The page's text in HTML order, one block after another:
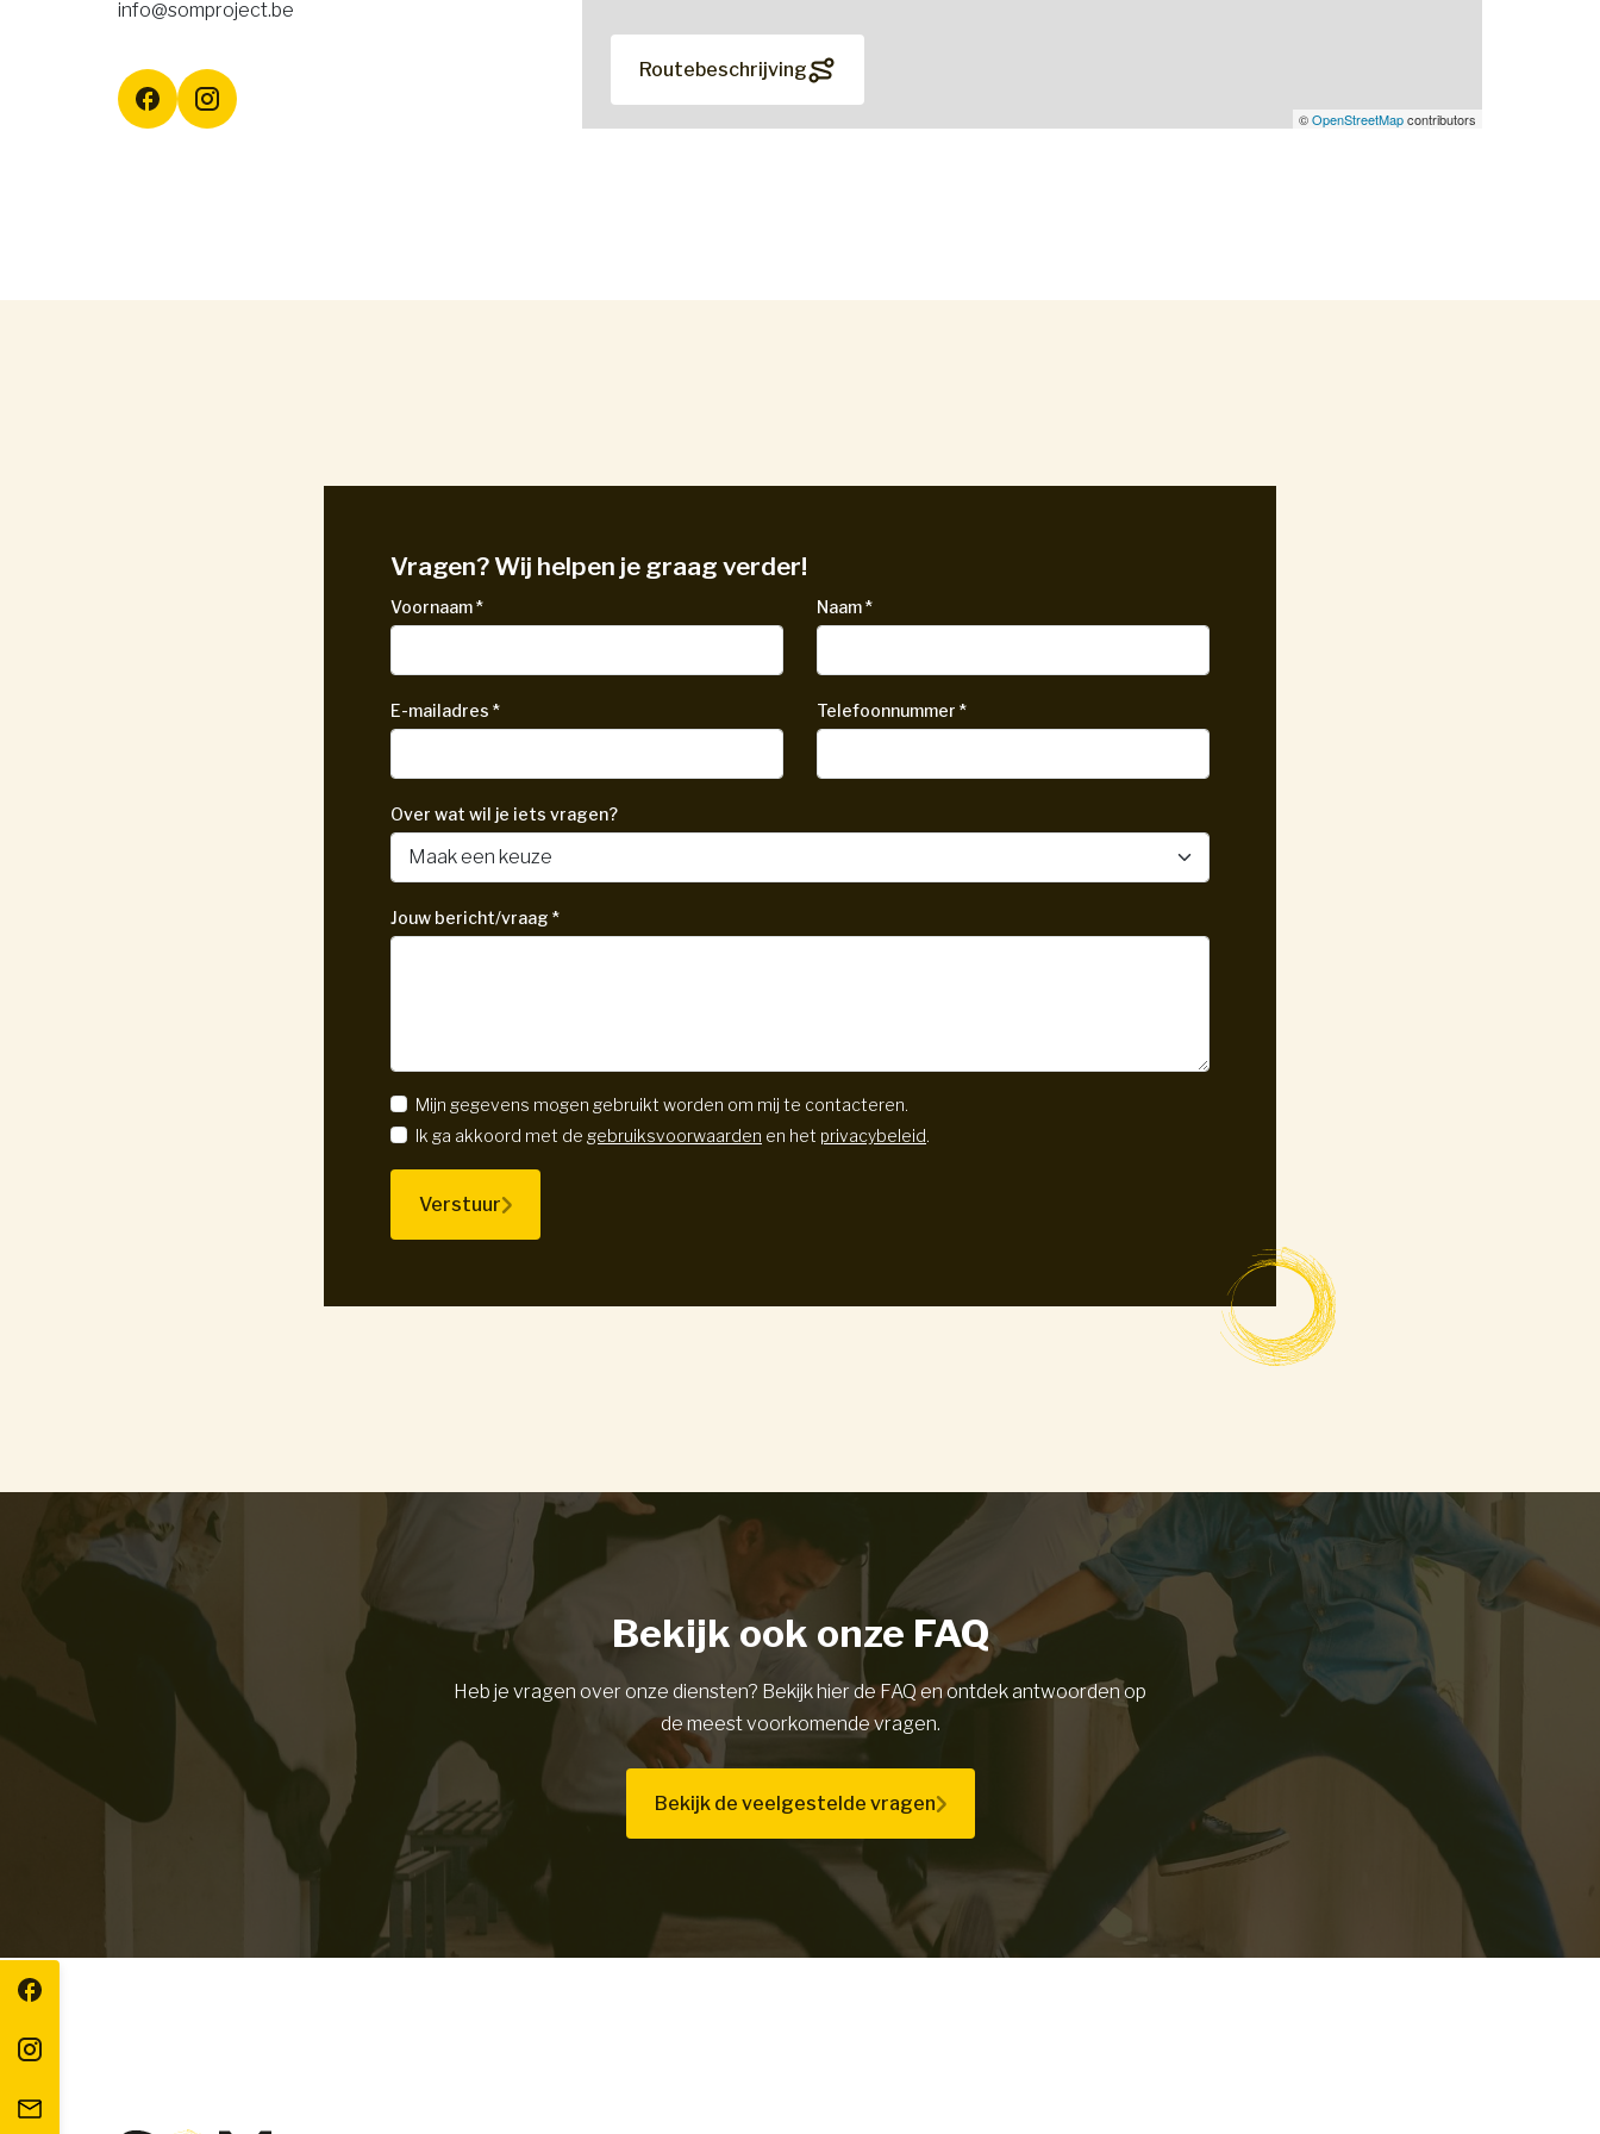
©OpenStreetMapcontributors
Routebeschrijving
info@somproject.be
Vragen? Wij helpen je graag verder!
Voornaam* Naam*
E-mailadres * Telefoonnummer *
Over wat wil je iets vragen?
Jouw bericht/vraag *
Mijn gegevens mogen gebruikt worden om mij te contacteren.
Ik ga akkoord met de gebruiksvoorwaarden en het privacybeleid.
Verstuur
Bekijk ook onze FAQ
Heb je vragen over onze diensten? Bekijk hier de FAQ en ontdek antwoorden op
de meest voorkomende vragen.
Bekijk de veelgestelde vragen